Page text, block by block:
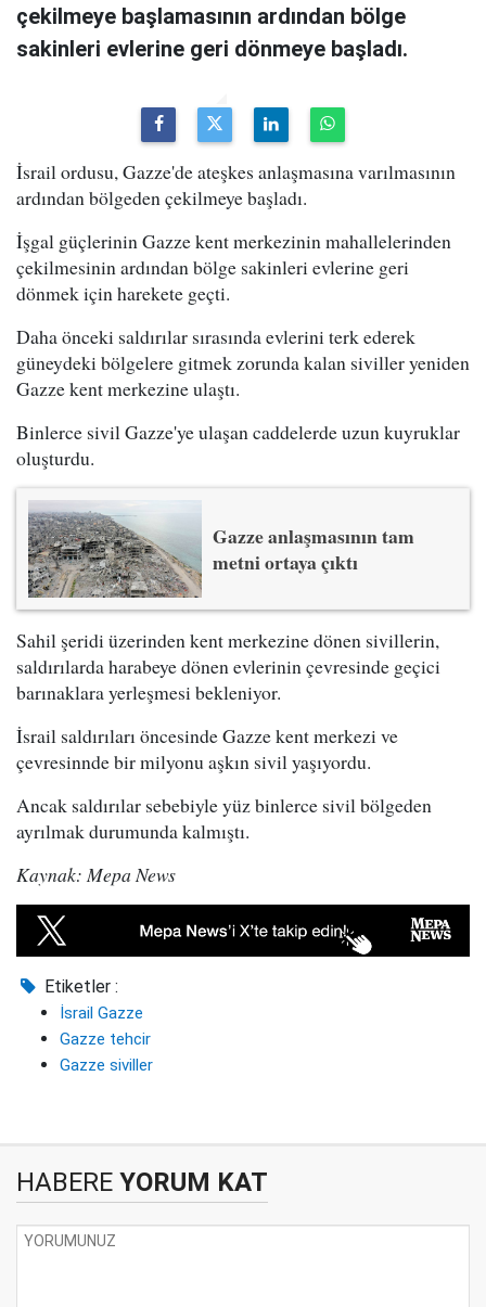
çekilmeye başlamasının ardından bölge
sakinleri evlerine geri dönmeye başladı.
İsrail ordusu, Gazze'de ateşkes anlaşmasına varılmasının
ardından bölgeden çekilmeye başladı.
İşgal güçlerinin Gazze kent merkezinin mahallelerinden
çekilmesinin ardından bölge sakinleri evlerine geri
dönmek için harekete geçti.
Daha önceki saldırılar sırasında evlerini terk ederek
güneydeki bölgelere gitmek zorunda kalan siviller yeniden
Gazze kent merkezine ulaştı.
Binlerce sivil Gazze'ye ulaşan caddelerde uzun kuyruklar
oluşturdu.
Gazze anlaşmasının tam
metni ortaya çıktı
Sahil şeridi üzerinden kent merkezine dönen sivillerin,
saldırılarda harabeye dönen evlerinin çevresinde geçici
barınaklara yerleşmesi bekleniyor.
İsrail saldırıları öncesinde Gazze kent merkezi ve
çevresinnde bir milyonu aşkın sivil yaşıyordu.
Ancak saldırılar sebebiyle yüz binlerce sivil bölgeden
ayrılmak durumunda kalmıştı.
Kaynak: Mepa News
Etiketler :
İsrail Gazze
Gazze tehcir
Gazze siviller
HABERE YORUM KAT